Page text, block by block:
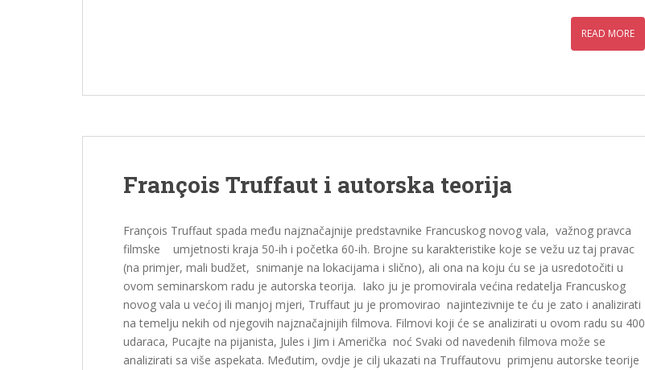
READ MORE
François Truffaut i autorska teorija
François Truffaut spada među najznačajnije predstavnike Francuskog novog vala, važnog pravca
filmske umjetnosti kraja 50-ih i početka 60-ih. Brojne su karakteristike koje se vežu uz taj pravac
(na primjer, mali budžet, snimanje na lokacijama i slično), ali ona na koju ću se ja usredotočiti u
ovom seminarskom radu je autorska teorija. Iako ju je promovirala većina redatelja Francuskog
novog vala u većoj ili manjoj mjeri, Truffaut ju je promovirao najintezivnije te ću je zato i analizirati
na temelju nekih od njegovih najznačajnijih filmova. Filmovi koji će se analizirati u ovom radu su 400
udaraca, Pucajte na pijanista, Jules i Jim i Američka noć Svaki od navedenih filmova može se
analizirati sa više aspekata. Međutim, ovdje je cilj ukazati na Truffautovu primjenu autorske teorije